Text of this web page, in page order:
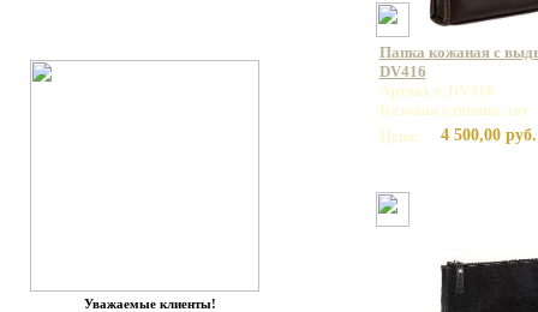
Уважаемые клиенты!
Папка кожаная с
DV416
Артикул: DV416
Базовая единица: шт
Цена:
4 500,00 руб.